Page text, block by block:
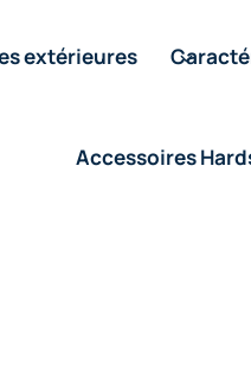
extérieures
Accessoires